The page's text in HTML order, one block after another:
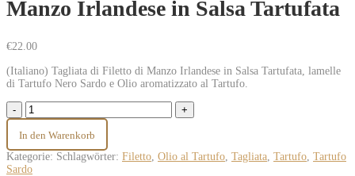
Manzo Irlandese in Salsa Tartufata
€22.00
(Italiano) Tagliata di Filetto di Manzo Irlandese in Salsa Tartufata, lamelle
di Tartufo Nero Sardo e Olio aromatizzato al Tartufo.
In den Warenkorb
Kategorie: Schlagwörter: Filetto Olio al Tartufo Tagliata Tartufo Tartufo
Sardo